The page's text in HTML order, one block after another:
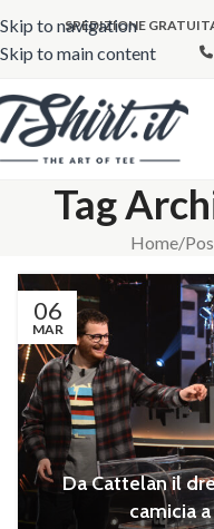
Skip to navigation
Skip to main content
SPEDIZIONE
Tag
Home
06
MAR
Da Cattelan il
camicia